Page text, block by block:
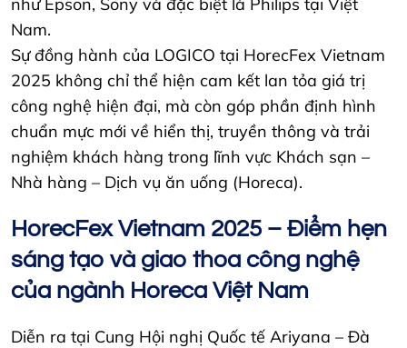
Nam.
Sự đồng hành của LOGICO tại HorecFex Vietnam
2025 không chỉ thể hiện cam kết lan tỏa giá trị
công nghệ hiện đại, mà còn góp phần định hình
chuẩn mực mới về hiển thị, truyền thông và trải
nghiệm khách hàng trong lĩnh vực Khách sạn –
Nhà hàng – Dịch vụ ăn uống (Horeca).
HorecFex Vietnam 2025 – Điểm hẹn
sáng tạo và giao thoa công nghệ
của ngành Horeca Việt Nam
Diễn ra tại Cung Hội nghị Quốc tế Ariyana – Đà